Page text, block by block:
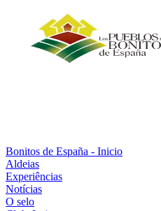
Bonitos de España - Inicio
Aldeias
Experiências
Notícias
O selo